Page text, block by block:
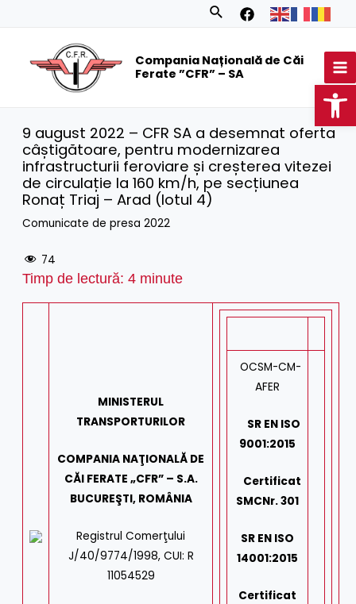
Search
Compania Națională de Căi
Ferate ”CFR” – SA
9 august 2022 – CFR SA a desemnat oferta
câștigătoare, pentru modernizarea
infrastructurii feroviare și creșterea vitezei
de circulație la 160 km/h, pe secțiunea
Ronaț Triaj – Arad (lotul 4)
Comunicate de presa 2022
74
Timp de lectură:4 minute
MINISTERUL
TRANSPORTURILOR
COMPANIA NAŢIONALĂ DE
CĂI FERATE „CFR” – S.A.
BUCUREŞTI, ROMÂNIA
Registrul Comerţului
J/40/9774/1998, CUI: R
11054529
OCSM-CM-
AFER
SR EN ISO
9001:2015
Certificat
SMCNr. 301
SR EN ISO
14001:2015
Certificat